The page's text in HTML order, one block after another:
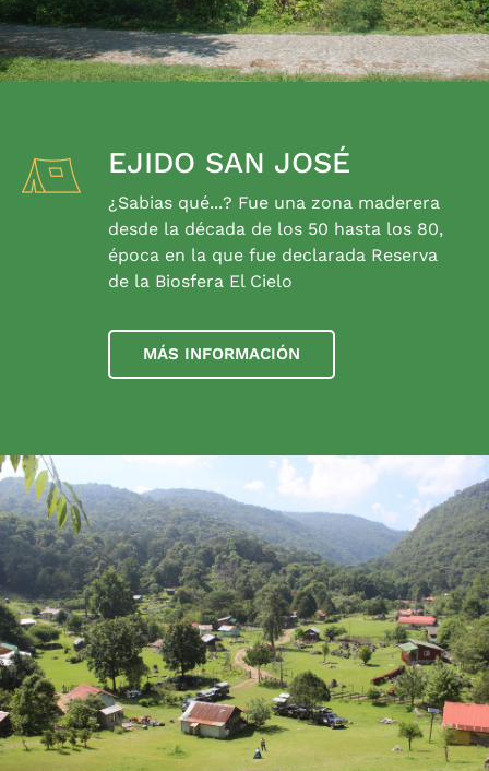
EJIDO SAN JOSÉ
¿Sabias qué...? Fue una zona maderera
desde la década de los 50 hasta los 80,
época en la que fue declarada Reserva
de la Biosfera El Cielo
MÁS INFORMACIÓN